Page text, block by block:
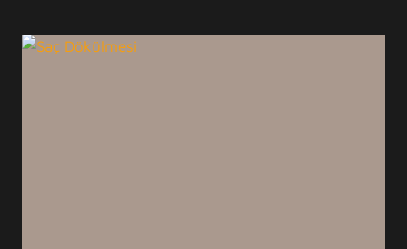
7900